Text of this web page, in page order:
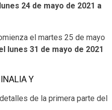
24 de mayo de 2021 a
el martes 25 de mayo
lunes 31 de mayo de 2021
Y
de la primera parte del